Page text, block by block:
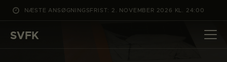
NÆSTE ANSØGNINGSFRIST: 2. NOVEMBER 2026 KL. 24:00
SVFK